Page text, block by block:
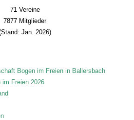
71 Vereine
7877 Mitglieder
Jan. 2026)
Bogen im Freien in Ballersbach
im Freien 2026